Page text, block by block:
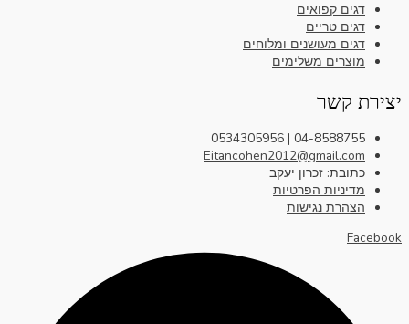
דגים קפואים
דגים טריים
דגים מעושנים ומלוחים
מוצרים משלימים
יצירת קשר
04-8588755 | 0534305956
Eitancohen2012@gmail.com
כתובת: זכרון יעקב
מדיניות הפרטיות
הצהרת נגישות
Facebook